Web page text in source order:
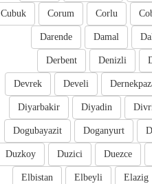
Corlu
Corum
Cubuk
Damal
Darende
Denizli
Derbent
Develi
Devrek
Diyadin
Diyarbakir
Doganyurt
Dogubayazit
Duezce
Duzici
Duzkoy
Elazig
Elbeyli
Elbistan